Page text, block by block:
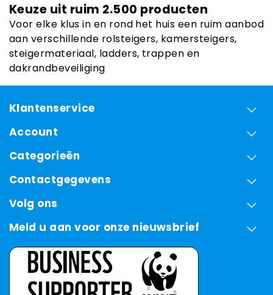
Keuze uit ruim 2.500 producten
Voor elke klus in en rond het huis een ruim aanbod
aan verschillende rolsteigers, kamersteigers,
steigermateriaal, ladders, trappen en
dakrandbeveiliging
Klantenservice
Account
Categorieën
Contactgegevens
Volg ons
Meld u aan voor onze nieuwsbrief